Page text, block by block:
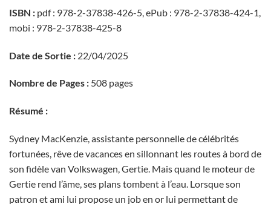
ISBN : pdf : 978-2-37838-426-5, ePub : 978-2-37838-424-1,
mobi : 978-2-37838-425-8
Date de Sortie : 22/04/2025
Nombre de Pages : 508 pages
Résumé :
Sydney MacKenzie, assistante personnelle de célébrités
fortunées, rêve de vacances en sillonnant les routes à bord de
son fidèle van Volkswagen, Gertie. Mais quand le moteur de
Gertie rend l’âme, ses plans tombent à l’eau. Lorsque son
patron et ami lui propose un job en or lui permettant de